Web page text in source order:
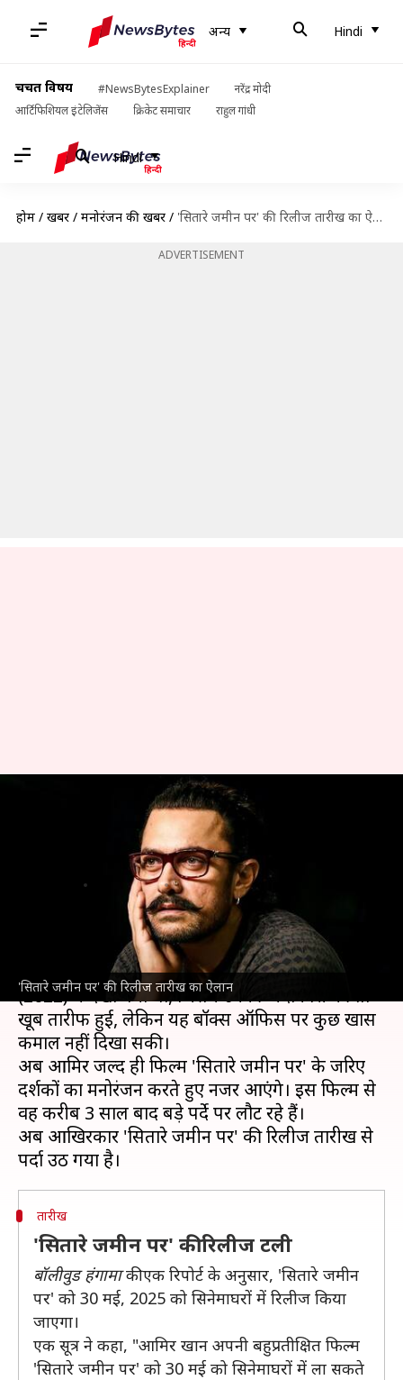
अन्य Hindi
चर्चित विषय #NewsBytesExplainer
नरेंद्र मोदी
आर्टिफिशियल इंटेलिजेंस
क्रिकेट समाचार राहुल गांधी
Hindi
होम / खबरें / मनोरंजन की खबरें / 'सितारे जमीन पर' की रिलीज तारीख का ऐलान, हंसते-हंसाते दर्शकों को जागरूक करेंगे आमिर खान
ADVERTISEMENT
'सितारे जमीन पर' की रिलीज तारीख का ऐलान
'सितारे जमीन पर' की रिलीज तारीख
का ऐलान, हंसते-हंसाते दर्शकों को
जागरूक करेंगे आमिर खान
Mar 25, 2025 01:22 pm
को पिछली बार फिल्म 'लाल सिंह चड्ढा'
(2022) में देखा गया था, जिसमें उनकी अदाकारी की तो
खूब तारीफ हुई, लेकिन यह बॉक्स ऑफिस पर कुछ खास
कमाल नहीं दिखा सकी।
अब आमिर जल्द ही फिल्म 'सितारे जमीन पर' के जरिए
दर्शकों का मनोरंजन करते हुए नजर आएंगे। इस फिल्म से
वह करीब 3 साल बाद बड़े पर्दे पर लौट रहे हैं।
अब आखिरकार 'सितारे जमीन पर' की रिलीज तारीख से
तारीख
'सितारे जमीन पर' की रिलीज टली
बॉलीवुड हंगामाकी एक रिपोर्ट के अनुसार, 'सितारे जमीन
पर' को 30 मई, 2025 को सिनेमाघरों में रिलीज किया
जाएगा।
एक सूत्र ने कहा, "आमिर खान अपनी बहुप्रतीक्षित फिल्म
'सितारे जमीन पर' को 30 मई को सिनेमाघरों में ला सकते